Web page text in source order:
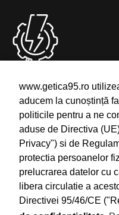
www.getica95.ro
aducem la cunoștință
politicile pentru a ne
aduse de Directiva
Privacy") si de
protectia persoanelor
prelucrarea datelor cu
libera circulatie a
Directivei 95/46/CE
Deranjamente
Semnalare Intreruperi si
Telefon: 0754.24.1111
Email: office@getica95.ro